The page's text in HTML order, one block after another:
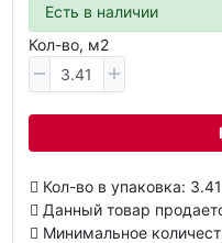
Есть в наличии
Кол-во, м2
Кол-во в упаковка:
Данный товар
Минимальное